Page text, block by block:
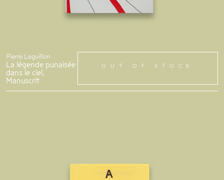
Pierre Leguillon
La légende punaisée
dans le ciel,
Manuscrit
OUT OF STOCK